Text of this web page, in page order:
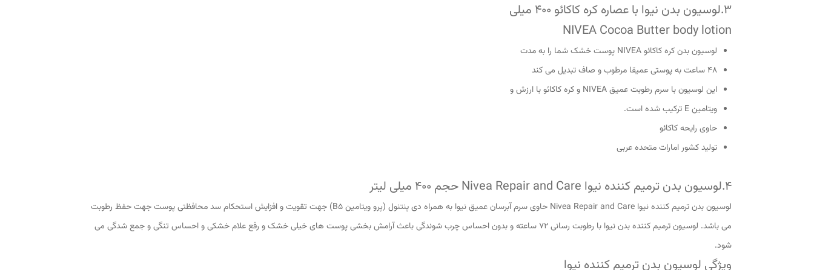
3.لوسیون بدن نیوا با عصاره کره کاکائو 400 میلی
NIVEA Cocoa Butter body lotion
لوسیون بدن کره کاکائو NIVEA پوست خشک شما را به مدت
48 ساعت به پوستی عمیقا مرطوب و صاف تبدیل می کند
این لوسیون با سرم رطوبت عمیق NIVEA و کره کاکائو با ارزش و
ویتامین E ترکیب شده است.
حاوی رایحه کاکائو
تولید کشور امارات متحده عربی
4.لوسیون بدن ترمیم کننده نیوا Nivea Repair and Care حجم 400 میلی لیتر
لوسیون بدن ترمیم کننده نیوا Nivea Repair and Care حاوی سرم آبرسان عمیق نیوا به همراه دی پنتنول (پرو ویتامین B5) جهت تقویت و افزایش استحکام سد محافظتی پوست جهت حفظ رطوبت
می باشد. لوسیون ترمیم کننده بدن نیوا با رطوبت رسانی 72 ساعته و بدون احساس چرب شوندگی باعث آرامش بخشی پوست های خیلی خشک و رفع علام خشکی و احساس تنگی و جمع شدگی می
شود.
ویژگی لوسیون بدن ترمیم کننده نیوا